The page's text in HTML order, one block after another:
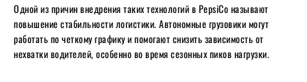
Одной из причин внедрения таких технологий в PepsiCo называют
повышение стабильности логистики. Автономные грузовики могут
работать по четкому графику и помогают снизить зависимость от
нехватки водителей, особенно во время сезонных пиков нагрузки.